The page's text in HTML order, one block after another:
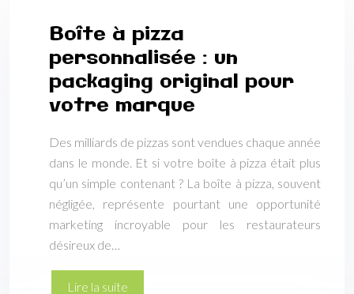
Boîte à pizza
personnalisée : un
packaging original pour
votre marque
Des milliards de pizzas sont vendues chaque année
dans le monde. Et si votre boîte à pizza était plus
qu’un simple contenant ? La boîte à pizza, souvent
négligée, représente pourtant une opportunité
marketing incroyable pour les restaurateurs
désireux de…
Lire la suite